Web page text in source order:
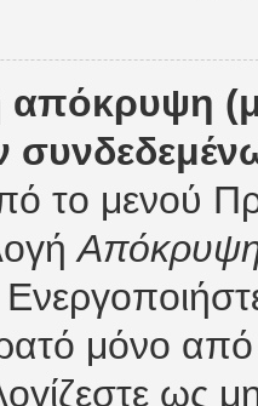
απόκρυψη
το μενού
Απόκρυψη
μόνο από
ως